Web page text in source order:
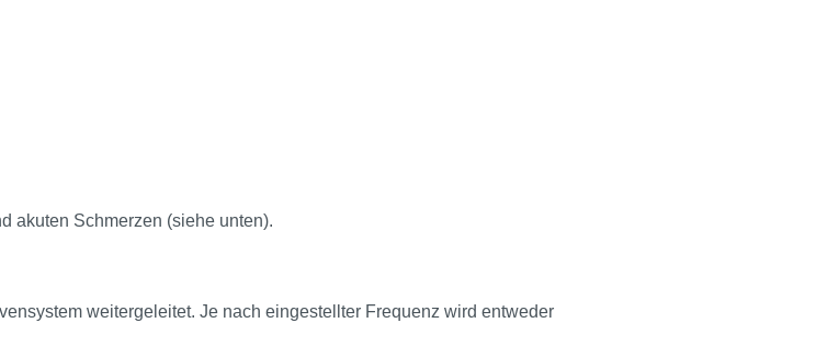
akuten Schmerzen (siehe unten).
weitergeleitet. Je nach eingestellter Frequenz wird entweder